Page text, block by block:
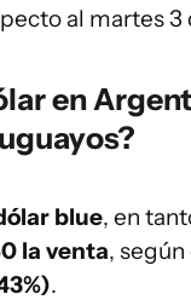
al martes 3
en
blue, en
la venta,
.